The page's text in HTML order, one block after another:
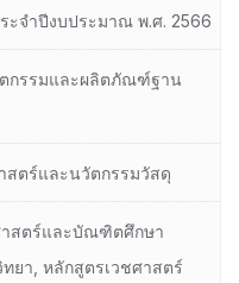
ะจำปีงบประมาณ พ.ศ. 2566
กรรมและผลิตภัณฑ์ฐาน
สตร์และนวัตกรรมวัสดุ
าสตร์และบัณฑิตศึกษา
ยา, หลักสูตรเวชศาสตร์